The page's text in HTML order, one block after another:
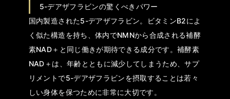
5-デアザフラビンの驚くべきパワー
国内製造された5-デアザフラビン。ビタミンB2によ
く似た構造を持ち、体内でNMNから合成される補酵
素NAD＋と同じ働きが期待できる成分です。補酵素
NAD＋は、年齢とともに減少してしまうため、サプ
リメントで5-デアザフラビンを摂取することは若々
しい身体を保つために非常に大切です。